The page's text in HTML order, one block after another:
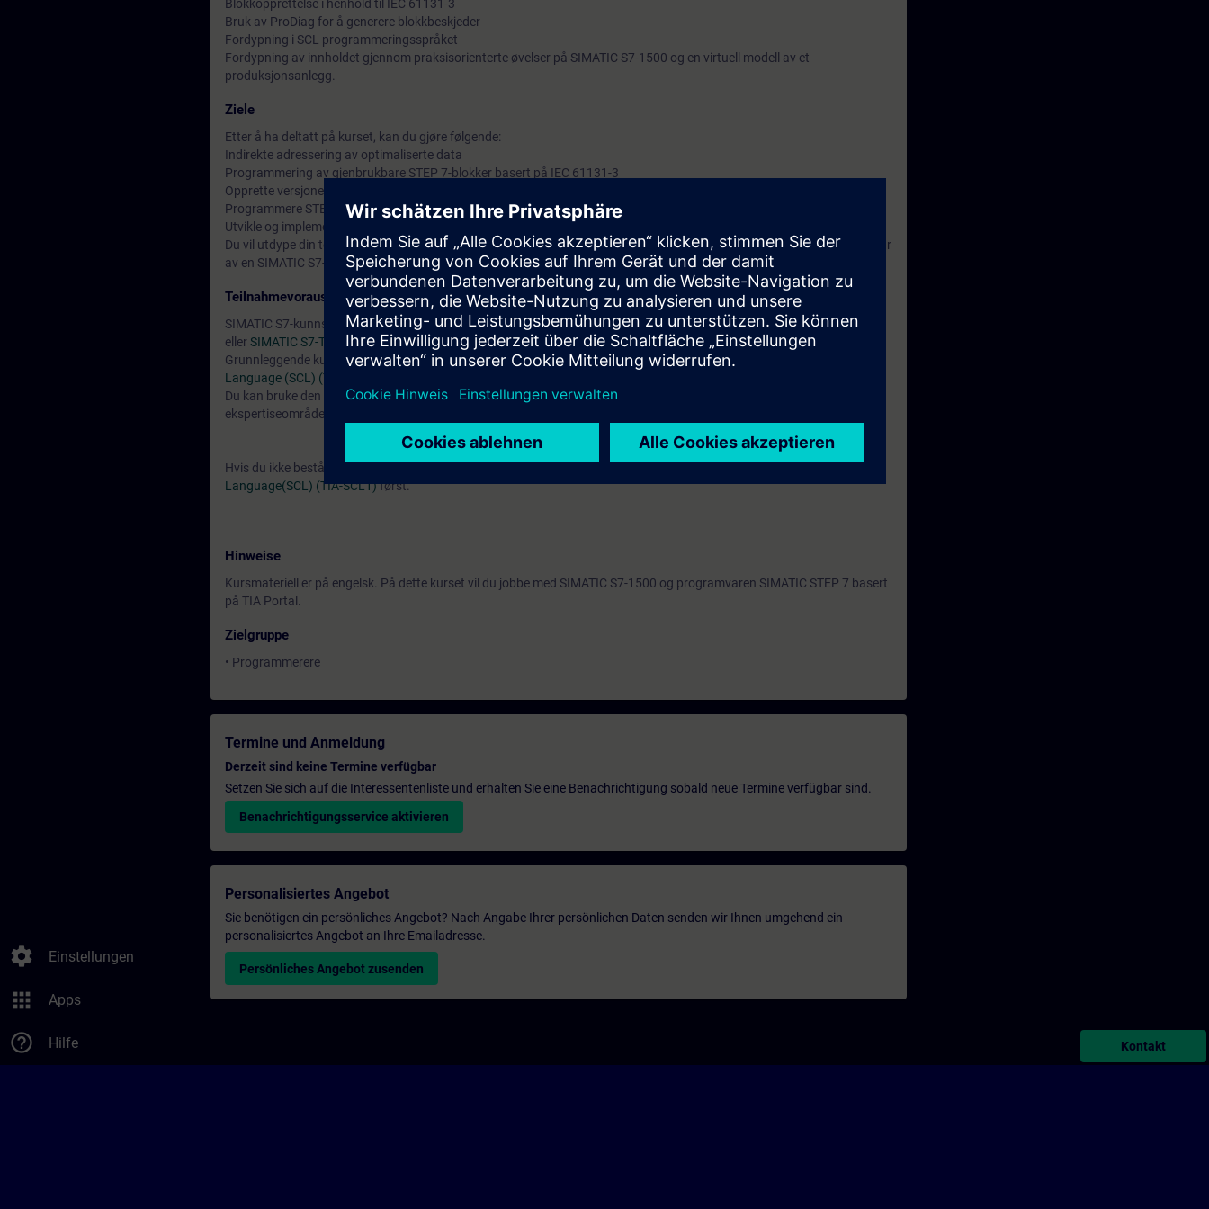
settings Einstellungen
apps Apps
help_outline Hilfe
Blokkopprettelse i henhold til IEC 61131-3
Bruk av ProDiag for å generere blokkbeskjeder
Fordypning i SCL programmeringsspråket
Fordypning av innholdet gjennom praksisorienterte øvelser på SIMATIC S7-1500 og en virtuell modell av et
produksjonsanlegg.
Ziele
Etter å ha deltatt på kurset, kan du gjøre følgende:
Indirekte adressering av optimaliserte data
Programmering av gjenbrukbare STEP 7-blokker basert på IEC 61131-3
Opprette versjonering av blokker og brukerbiblioteker
Programmere STEP 7-blokker med programteknisk feilhåndtering og evaluering
Utvikle og implementere interne standarder
Du vil utdype din teoretiske kunnskap gjennom en rekke praksisorienterte øvelser i vårt virtuelle læringsmiljø. Dette består
av en SIMATIC S7-1500 og en virtuell modell av en produksjonsanlegg.
Teilnahmevoraussetzung
SIMATIC S7-kunnskap tilsvarendeSIMATIC TIA Portal Programmering 2 for PLS (TIA-PRO2)
ellerSIMATIC S7-TIA Migrering fra S7 til TIA (TIA-SYSUPog praktisk erfaring med å bruke kunnskapen.
Grunnleggende kunnskap om SCL programmeringsspråk i henhold til kurset SIMATIC S7-TIA Structured Control
Language (SCL) (TIA-SCL1)
Du kan bruke den tilgjengelige online inngangstestenfor å sikre at det valgte kurset samsvarer med ditt
ekspertiseområde.
Hvis du ikke består denne testen, anbefaler vi at du deltar på opplæringen
Language(SCL) (TIA-SCL1)først.
Hinweise
Kursmateriell er på engelsk. På dette kurset vil du jobbe med SIMATIC S7-1500 og programvaren SIMATIC STEP 7 basert
på TIA Portal.
Zielgruppe
• Programmerere
Termine und Anmeldung
Derzeit sind keine Termine verfügbar
Setzen Sie sich auf die Interessentenliste und erhalten Sie eine Benachrichtigung sobald neue Termine verfügbar sind.
Benachrichtigungsservice aktivieren
Personalisiertes Angebot
Sie benötigen ein persönliches Angebot? Nach Angabe Ihrer persönlichen Daten senden wir Ihnen umgehend ein
personalisiertes Angebot an Ihre Emailadresse.
Persönliches Angebot zusenden
Kontakt